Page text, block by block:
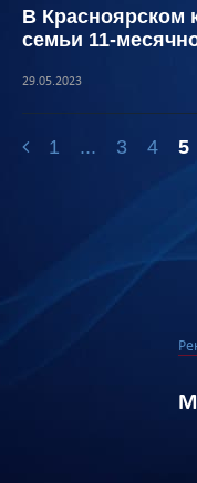
В Красноярском
семьи 11-
29.05.2023
1 ... 3 4 5